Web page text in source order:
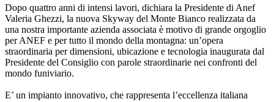
Dopo quattro anni di intensi lavori, dichiara la Presidente di Anef
Valeria Ghezzi, la nuova Skyway del Monte Bianco realizzata da
una nostra importante azienda associata è motivo di grande orgoglio
per ANEF e per tutto il mondo della montagna: un’opera
straordinaria per dimensioni, ubicazione e tecnologia inaugurata dal
Presidente del Consiglio con parole straordinarie nei confronti del
mondo funiviario.
E’ un impianto innovativo, che rappresenta l’eccellenza italiana